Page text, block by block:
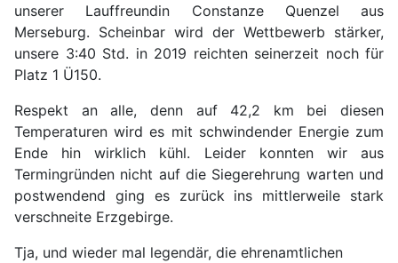
unserer Lauffreundin Constanze Quenzel aus
Merseburg. Scheinbar wird der Wettbewerb stärker,
unsere 3:40 Std. in 2019 reichten seinerzeit noch für
Platz 1 Ü150.
Respekt an alle, denn auf 42,2 km bei diesen
Temperaturen wird es mit schwindender Energie zum
Ende hin wirklich kühl. Leider konnten wir aus
Termingründen nicht auf die Siegerehrung warten und
postwendend ging es zurück ins mittlerweile stark
verschneite Erzgebirge.
Tja, und wieder mal legendär, die ehrenamtlichen